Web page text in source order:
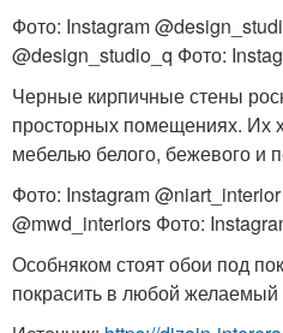
Фото: Instagram
@design_studio_q Фото:
Черные кирпичные стены
просторных помещениях. Их
мебелью белого, бежевого и
Фото: Instagram
@mwd_interiors Фото:
Особняком стоят обои под
покрасить в любой желаемый